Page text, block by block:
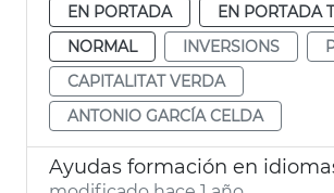
EN PORTADA
EN PORTADA
NORMAL
INVERSIONS
CAPITALITAT VERDA
ANTONIO GARCÍA CELDA
Ayudas formación en